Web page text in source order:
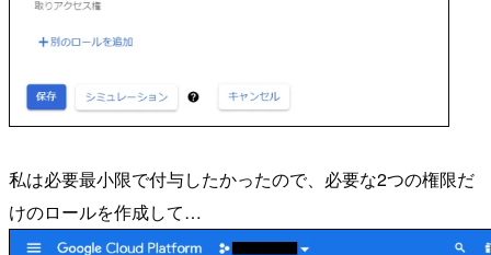
私は必要最小限で付与したかったので、必要な2つの権限だ
けのロールを作成して…